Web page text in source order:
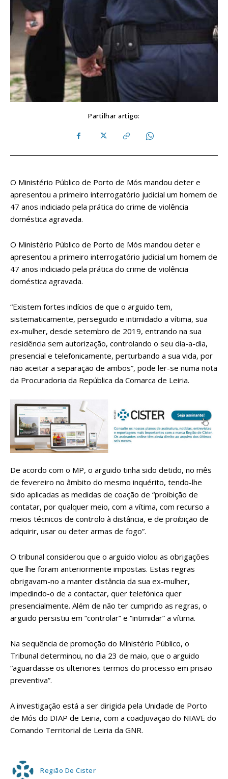
Partilhar artigo:
O Ministério Público de Porto de Mós mandou deter e
apresentou a primeiro interrogatório judicial um homem de
47 anos indiciado pela prática do crime de violência
doméstica agravada.
O Ministério Público de Porto de Mós mandou deter e
apresentou a primeiro interrogatório judicial um homem de
47 anos indiciado pela prática do crime de violência
doméstica agravada.
“Existem fortes indícios de que o arguido tem,
sistematicamente, perseguido e intimidado a vítima, sua
ex-mulher, desde setembro de 2019, entrando na sua
residência sem autorização, controlando o seu dia-a-dia,
presencial e telefonicamente, perturbando a sua vida, por
não aceitar a separação de ambos”, pode ler-se numa nota
da Procuradoria da República da Comarca de Leiria.
De acordo com o MP, o arguido tinha sido detido, no mês
de fevereiro no âmbito do mesmo inquérito, tendo-lhe
sido aplicadas as medidas de coação de “proibição de
contatar, por qualquer meio, com a vítima, com recurso a
meios técnicos de controlo à distância, e de proibição de
adquirir, usar ou deter armas de fogo”.
O tribunal considerou que o arguido violou as obrigações
que lhe foram anteriormente impostas. Estas regras
obrigavam-no a manter distância da sua ex-mulher,
impedindo-o de a contactar, quer telefónica quer
presencialmente. Além de não ter cumprido as regras, o
arguido persistiu em “controlar” e “intimidar” a vítima.
Na sequência de promoção do Ministério Público, o
Tribunal determinou, no dia 23 de maio, que o arguido
“aguardasse os ulteriores termos do processo em prisão
preventiva”.
A investigação está a ser dirigida pela Unidade de Porto
de Mós do DIAP de Leiria, com a coadjuvação do NIAVE do
Comando Territorial de Leiria da GNR.
Região De Cister